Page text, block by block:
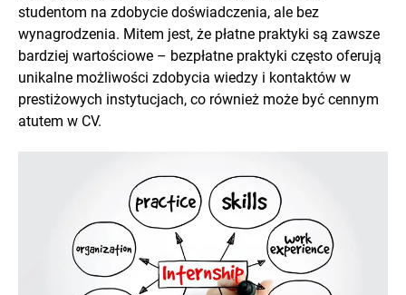
studentom na zdobycie doświadczenia, ale bez
wynagrodzenia. Mitem jest, że płatne praktyki są zawsze
bardziej wartościowe – bezpłatne praktyki często oferują
unikalne możliwości zdobycia wiedzy i kontaktów w
prestiżowych instytucjach, co również może być cennym
atutem w CV.